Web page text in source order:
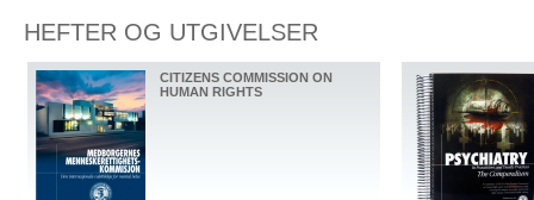
HEFTER OG UTGIVELSER
CITIZENS COMMISSION ON
HUMAN RIGHTS